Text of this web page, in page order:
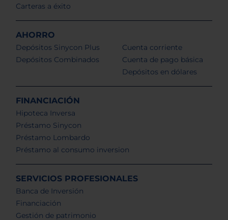
Carteras a éxito
AHORRO
Depósitos Sinycon Plus
Depósitos Combinados
Cuenta corriente
Cuenta de pago básica
Depósitos en dólares
FINANCIACIÓN
Hipoteca Inversa
Préstamo Sinycon
Préstamo Lombardo
Préstamo al consumo inversion
SERVICIOS PROFESIONALES
Banca de Inversión
Financiación
Gestión de patrimonio